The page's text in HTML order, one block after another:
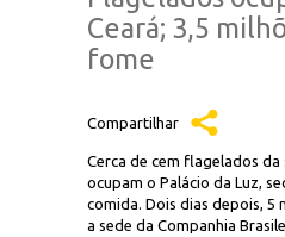
Ceará; 3,5
fome
Compartilhar
Cerca de cem flagelados
ocupam o Palácio da Luz,
comida. Dois dias depois, 5
a sede da Companhia